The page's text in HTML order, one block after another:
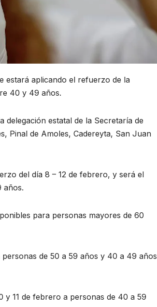
estará aplicando el refuerzo de la
40 y 49 años.
delegación estatal de la Secretaría de
Pinal de Amoles, Cadereyta, San Juan
del día 8 – 12 de febrero, y será el
años.
para personas mayores de 60
de 50 a 59 años y 40 a 49 años
y 11 de febrero a personas de 40 a 59